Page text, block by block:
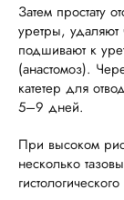
Затем простату
уретры,
подшивают к
(анастомоз).
катетер для
5–9 дней.
При высоком
несколько